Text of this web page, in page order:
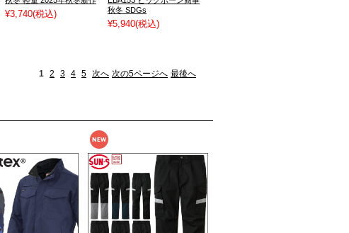
¥3,740(税込)
秋冬 SDGs
¥5,940(税込)
1 2 3 4 5 次へ 次の5ページへ 最後へ